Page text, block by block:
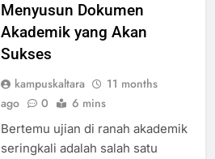
Menyusun Dokumen
Akademik yang Akan
Sukses
kampuskaltara
11 months
ago
0 6 mins
Bertemu ujian di ranah akademik
seringkali adalah salah satu